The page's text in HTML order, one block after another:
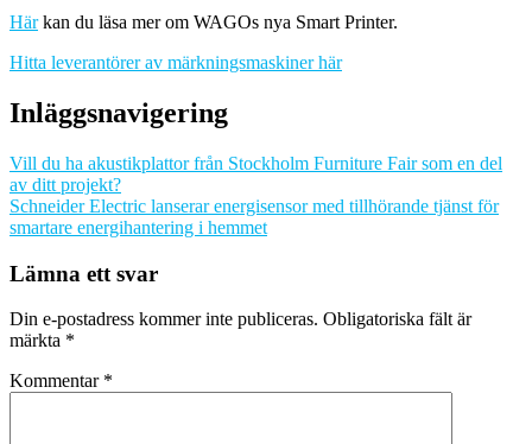
Härkan du läsa mer om WAGOs nya Smart Printer.
Hitta leverantörer av märkningsmaskiner här
Inläggsnavigering
Vill du ha akustikplattor från Stockholm Furniture Fair som en del
av ditt projekt?
Schneider Electric lanserar energisensor med tillhörande tjänst för
smartare energihantering i hemmet
Lämna ett svar
Din e-postadress kommer inte publiceras. Obligatoriska fält är
märkta *
Kommentar *